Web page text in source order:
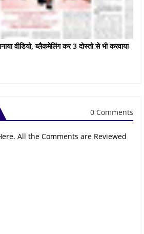
वीडियो, ब्लैकमेलिंग कर 3 दोस्तो से भी करवाया
0 Comments
All the Comments are Reviewed